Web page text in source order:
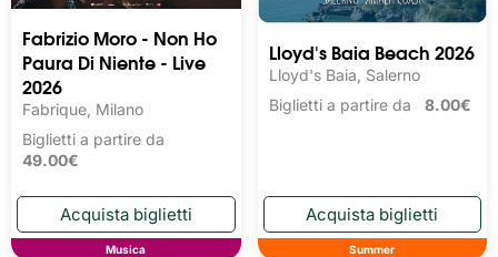
Fabrizio Moro - Non Ho
Paura Di Niente - Live
2026
Fabrique, Milano
Biglietti a partire da
49.00€
Musica
Lloyd's Baia Beach 2026
Lloyd's Baia, Salerno
Biglietti a partire da 8.00€
Summer